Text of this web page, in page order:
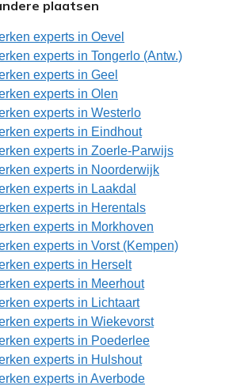
plaatsen
experts in Oevel
experts in Tongerlo (Antw.)
experts in Geel
experts in Olen
experts in Westerlo
experts in Eindhout
experts in Zoerle-Parwijs
experts in Noorderwijk
experts in Laakdal
experts in Herentals
experts in Morkhoven
experts in Vorst (Kempen)
experts in Herselt
experts in Meerhout
experts in Lichtaart
experts in Wiekevorst
experts in Poederlee
experts in Hulshout
experts in Averbode